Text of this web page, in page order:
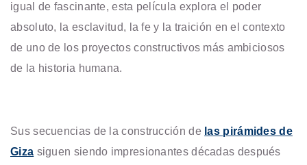
igual de fascinante, esta película explora el poder
absoluto, la esclavitud, la fe y la traición en el contexto
de uno de los proyectos constructivos más ambiciosos
de la historia humana.
Sus secuencias de la construcción de las pirámides de
Giza siguen siendo impresionantes décadas después